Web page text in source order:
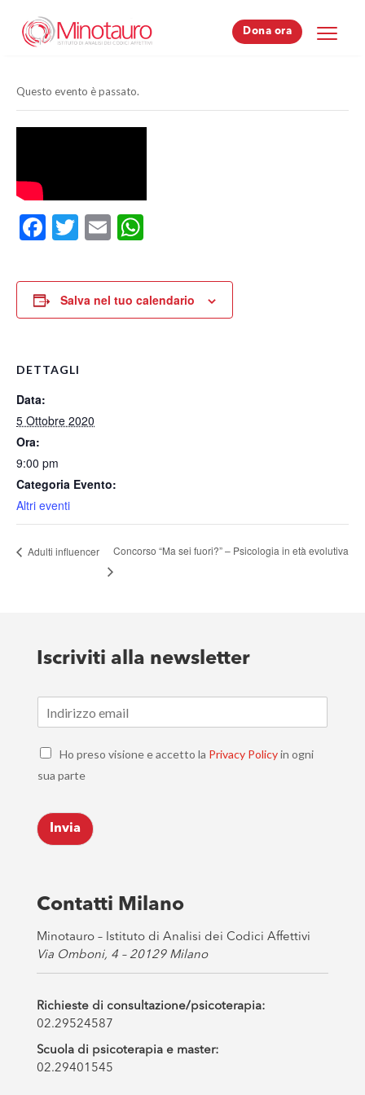
Dona ora
Dona ora
Questo evento è passato.
Facebook
Twitter
Email
Salva nel tuo calendario
DETTAGLI
Data:
5 Ottobre 2020
Ora:
9:00 pm
Categoria Evento:
Altri eventi
Adulti influencer Concorso “Ma sei fuori?” – Psicologia in età evolutiva
Iscriviti alla newsletter
m
C
e
k
b
s
*
Ho preso visione e accetto la Privacy Policyin ogni
sua parte
Invia
Contatti Milano
Minotauro – Istituto di Analisi dei Codici Affettivi
Via Omboni, 4 – 20129 Milano
Richieste di consultazione/psicoterapia:
02.29524587
Scuola di psicoterapia e master:
02.29401545